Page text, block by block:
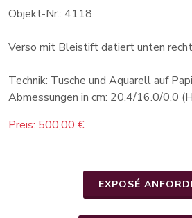
Objekt-Nr.: 4118
Verso mit Bleistift datiert unten
Technik: Tusche und Aquarell auf
Abmessungen in cm: 20.4/16.0/0.0
Preis: 500,00 €
EXPOSÉ